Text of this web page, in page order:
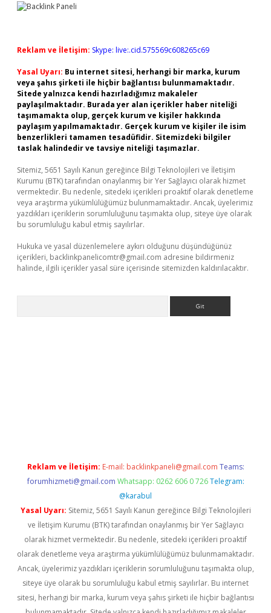
Reklam ve İletişim: Skype: live:.cid.575569c608265c69
Yasal Uyarı: Bu internet sitesi, herhangi bir marka, kurum
veya şahıs şirketi ile hiçbir bağlantısı bulunmamaktadır.
Sitede yalnızca kendi hazırladığımız makaleler
paylaşılmaktadır. Burada yer alan içerikler haber niteliği
taşımamakta olup, gerçek kurum ve kişiler hakkında
paylaşım yapılmamaktadır. Gerçek kurum ve kişiler ile isim
benzerlikleri tamamen tesadüfidir. Sitemizdeki bilgiler
taslak halindedir ve tavsiye niteliği taşımazlar.
Sitemiz, 5651 Sayılı Kanun gereğince Bilgi Teknolojileri ve İletişim
Kurumu (BTK) tarafından onaylanmış bir Yer Sağlayıcı olarak hizmet
vermektedir. Bu nedenle, sitedeki içerikleri proaktif olarak denetleme
veya araştırma yükümlülüğümüz bulunmamaktadır. Ancak, üyelerimiz
yazdıkları içeriklerin sorumluluğunu taşımakta olup, siteye üye olarak
bu sorumluluğu kabul etmiş sayılırlar.
Hukuka ve yasal düzenlemelere aykırı olduğunu düşündüğünüz
içerikleri, backlinkpanelicomtr@gmail.com adresine bildirmeniz
halinde, ilgili içerikler yasal süre içerisinde sitemizden kaldırılacaktır.
Reklam ve İletişim: E-mail: backlinkpaneli@gmail.com Teams:
forumhizmeti@gmail.com Whatsapp: 0262 606 0 726 Telegram:
@karabul
Yasal Uyarı: Sitemiz, 5651 Sayılı Kanun gereğince Bilgi Teknolojileri
ve İletişim Kurumu (BTK) tarafından onaylanmış bir Yer Sağlayıcı
olarak hizmet vermektedir. Bu nedenle, sitedeki içerikleri proaktif
olarak denetleme veya araştırma yükümlülüğümüz bulunmamaktadır.
Ancak, üyelerimiz yazdıkları içeriklerin sorumluluğunu taşımakta olup,
siteye üye olarak bu sorumluluğu kabul etmiş sayılırlar. Bu internet
sitesi, herhangi bir marka, kurum veya şahıs şirketi ile hiçbir bağlantısı